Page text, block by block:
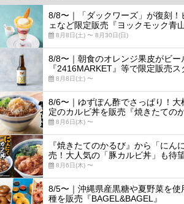
8/8〜｜「ダックワーズ」が復刻！
ェなど限定販売『ヨックモック青山
8月8日(土) 〜 8月30日(日)
8/8〜｜朝食のオレンジ果皮がビー
『2416MARKET』等で限定販売ス
8月8日(土) 〜
8/6〜｜ゆずぽん酢でさっぱり！大
定のカルビ丼を販売『焼きたてのか
8月6日(木) 〜
『焼きたてのかるび』から「にん
売！大人気の「豚カルビ丼」も待
8月6日(木) 〜
8/5〜｜沖縄県産黒糖や夏野菜を使
種を販売『BAGEL&BAGEL』